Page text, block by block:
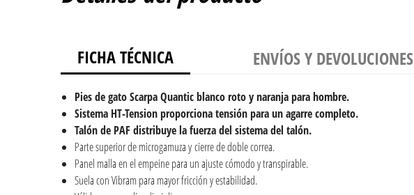
FICHA TÉCNICA ENVÍOS Y DEVOLUCIONES
Pies de gato Scarpa Quantic blanco roto y naranja para hombre.
Sistema HT-Tension proporciona tensión para un agarre completo.
Talón de PAF distribuye la fuerza del sistema del talón.
Parte superior de microgamuza y cierre de doble correa.
Panel malla en el empeine para un ajuste cómodo y transpirable.
Suela con Vibram para mayor fricción y estabilidad.